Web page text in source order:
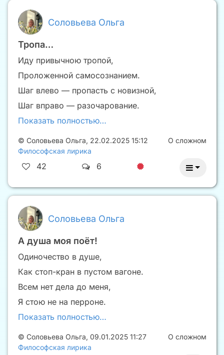
Соловьева Ольга
Тропа…
Иду привычною тропой,
Проложенной самосознанием.
Шаг влево — пропасть с новизной,
Шаг вправо — разочарование.
Показать полностью…
© Соловьева Ольга, 22.02.2025 15:12
Философская лирика
О сложном
42 6
Соловьева Ольга
А душа моя поёт!
Одиночество в душе,
Как стоп-кран в пустом вагоне.
Всем нет дела до меня,
Я стою не на перроне.
Показать полностью…
© Соловьева Ольга, 09.01.2025 11:27
Философская лирика
О сложном